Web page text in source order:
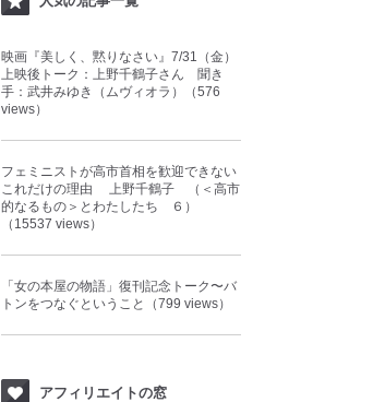
映画『美しく、黙りなさい』7/31（金）
上映後トーク：上野千鶴子さん 聞き
手：武井みゆき（ムヴィオラ）（576
views）
フェミニストが高市首相を歓迎できない
これだけの理由 上野千鶴子 （＜高市
的なるもの＞とわたしたち ６）
（15537 views）
「女の本屋の物語」復刊記念トーク〜バ
トンをつなぐということ（799 views）
アフィリエイトの窓